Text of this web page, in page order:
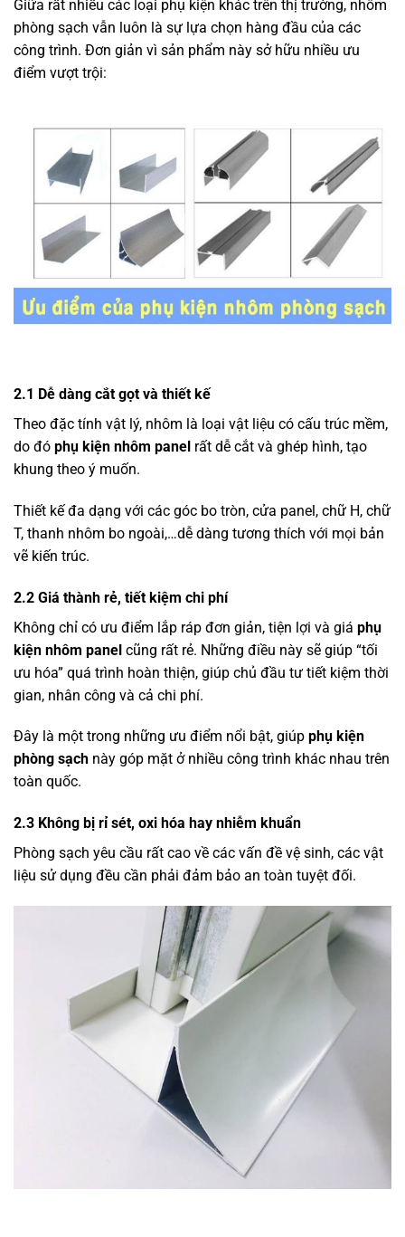
Giữa rất nhiều các loại phụ kiện khác trên thị trường, nhôm
phòng sạch vẫn luôn là sự lựa chọn hàng đầu của các
công trình. Đơn giản vì sản phẩm này sở hữu nhiều ưu
điểm vượt trội:
2.1 Dễ dàng cắt gọt và thiết kế
Theo đặc tính vật lý, nhôm là loại vật liệu có cấu trúc mềm,
do đó phụ kiện nhôm panel rất dễ cắt và ghép hình, tạo
khung theo ý muốn.
Thiết kế đa dạng với các góc bo tròn, cửa panel, chữ H, chữ
T, thanh nhôm bo ngoài,…dễ dàng tương thích với mọi bản
vẽ kiến trúc.
2.2 Giá thành rẻ, tiết kiệm chi phí
Không chỉ có ưu điểm lắp ráp đơn giản, tiện lợi và giá phụ
kiện nhôm panel cũng rất rẻ. Những điều này sẽ giúp “tối
ưu hóa” quá trình hoàn thiện, giúp chủ đầu tư tiết kiệm thời
gian, nhân công và cả chi phí.
Đây là một trong những ưu điểm nổi bật, giúp phụ kiện
phòng sạch này góp mặt ở nhiều công trình khác nhau trên
toàn quốc.
2.3 Không bị rỉ sét, oxi hóa hay nhiễm khuẩn
Phòng sạch yêu cầu rất cao về các vấn đề vệ sinh, các vật
liệu sử dụng đều cần phải đảm bảo an toàn tuyệt đối.